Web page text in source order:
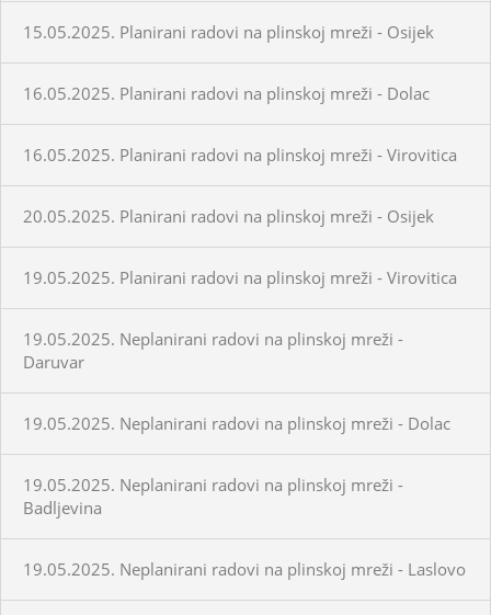
15.05.2025. Planirani radovi na plinskoj mreži - Osijek
16.05.2025. Planirani radovi na plinskoj mreži - Dolac
16.05.2025. Planirani radovi na plinskoj mreži - Virovitica
20.05.2025. Planirani radovi na plinskoj mreži - Osijek
19.05.2025. Planirani radovi na plinskoj mreži - Virovitica
19.05.2025. Neplanirani radovi na plinskoj mreži -
Daruvar
19.05.2025. Neplanirani radovi na plinskoj mreži - Dolac
19.05.2025. Neplanirani radovi na plinskoj mreži -
Badljevina
19.05.2025. Neplanirani radovi na plinskoj mreži - Laslovo